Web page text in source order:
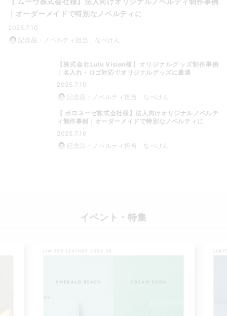
｜オーダーメイドで特別なノベルティに
2025.7.10
記念品・ノベルティ担当 なべけん
【株式会社Lulu Vision様】オリジナルグッズ制作事例
｜名入れ・ロゴ対応でオリジナルグッズに最適
2025.7.10
記念品・ノベルティ担当 なべけん
【 ボロネーゼ株式会社様】法人向けオリジナルノベルテ
ィ制作事例｜オーダーメイドで特別なノベルティに
2025.7.10
記念品・ノベルティ担当 なべけん
イベント・特集